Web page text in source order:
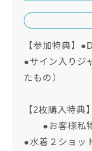
【参加特典】
●サイン入りジ
たもの）
【2枚購入特典
●お客様私物
●水着２ショッ